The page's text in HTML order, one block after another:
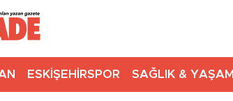
ESKİŞEHİRSPOR SAĞLIK & YAŞAM